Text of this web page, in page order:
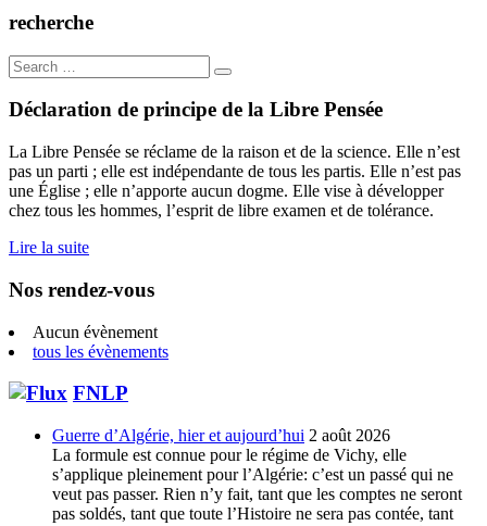
recherche
Search
for:
Déclaration de principe de la Libre Pensée
La Libre Pensée se réclame de la raison et de la science. Elle n’est
pas un parti ; elle est indépendante de tous les partis. Elle n’est pas
une Église ; elle n’apporte aucun dogme. Elle vise à développer
chez tous les hommes, l’esprit de libre examen et de tolérance.
Lire la suite
Nos rendez-vous
Aucun évènement
tous les évènements
FNLP
Guerre d’Algérie, hier et aujourd’hui 2 août 2026
La formule est connue pour le régime de Vichy, elle
s’applique pleinement pour l’Algérie: c’est un passé qui ne
veut pas passer. Rien n’y fait, tant que les comptes ne seront
pas soldés, tant que toute l’Histoire ne sera pas contée, tant